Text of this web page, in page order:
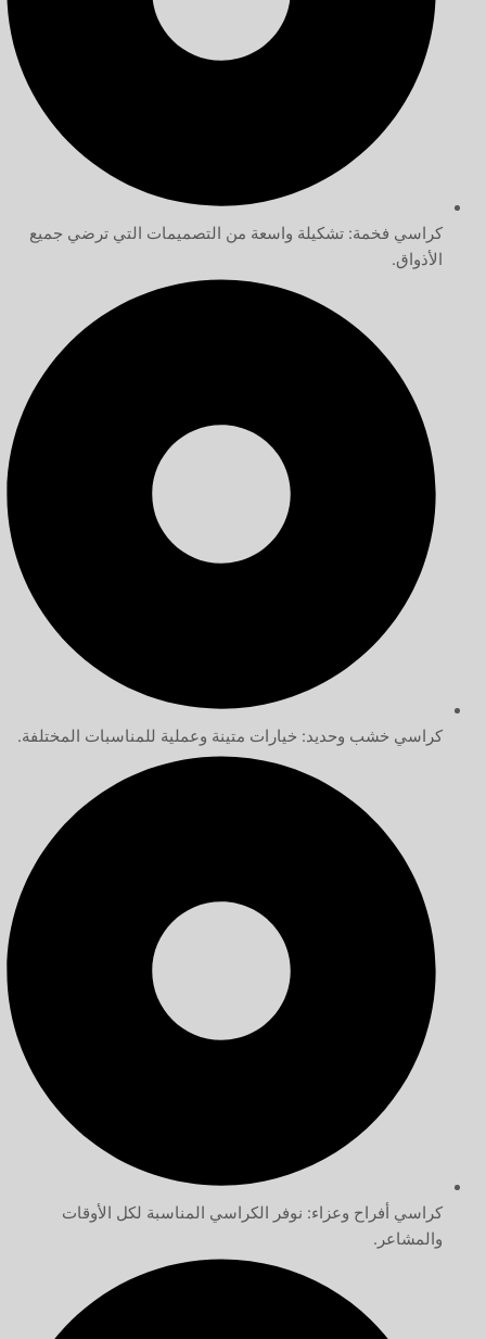
كراسي فخمة: تشكيلة واسعة من التصميمات التي ترضي جميع
الأذواق.
كراسي خشب وحديد: خيارات متينة وعملية للمناسبات المختلفة.
كراسي أفراح وعزاء: نوفر الكراسي المناسبة لكل الأوقات
والمشاعر.